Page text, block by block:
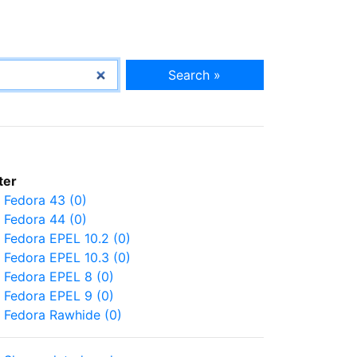
Search »
Fedora 43 (0)
Fedora 44 (0)
Fedora EPEL 10.2 (0)
Fedora EPEL 10.3 (0)
Fedora EPEL 8 (0)
Fedora EPEL 9 (0)
Fedora Rawhide (0)